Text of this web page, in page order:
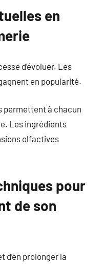
en
d’évoluer. Les
en popularité.
permettent à chacun
Les ingrédients
olfactives
pour
de son
d’en prolonger la